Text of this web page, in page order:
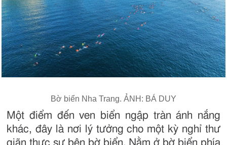
Bờ biển Nha Trang. ẢNH: BÁ DUY
Một điểm đến ven biển ngập tràn ánh nắng
khác, đây là nơi lý tưởng cho một kỳ nghỉ thư
giãn thực sự bên bờ biển. Nằm ở bờ biển phía